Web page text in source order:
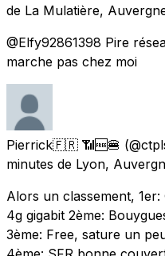
de La Mulatière,
@Elfy92861398 Pire
marche pas chez moi
Pierrick🇫🇷 📶🆓🍔
minutes de Lyon,
Alors un classement,
4g gigabit 2ème:
3ème: Free, sature un